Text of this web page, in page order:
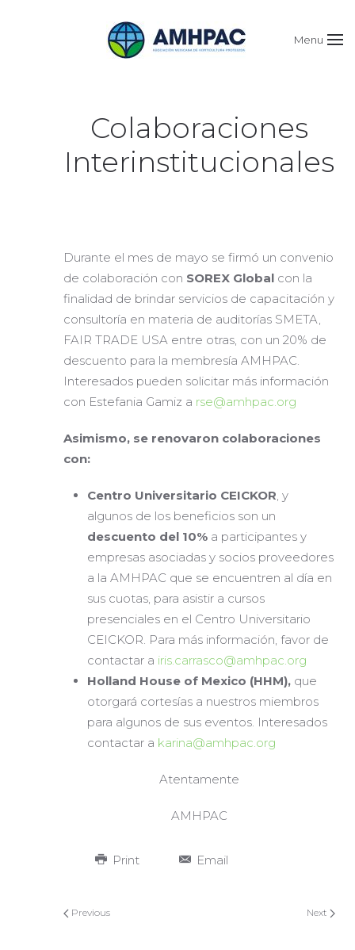
Menu
Colaboraciones
Interinstitucionales
Durante el mes de mayo se firmó un convenio
de colaboración con SOREX Global con la
finalidad de brindar servicios de capacitación y
consultoría en materia de auditorías SMETA,
FAIR TRADE USA entre otras, con un 20% de
descuento para la membresía AMHPAC.
Interesados pueden solicitar más información
con Estefania Gamiz a rse@amhpac.org
Asimismo, se renovaron colaboraciones
con:
Centro Universitario CEICKOR, y
algunos de los beneficios son un
descuento del 10% a participantes y
empresas asociadas y socios proveedores
a la AMHPAC que se encuentren al día en
sus cuotas, para asistir a cursos
presenciales en el Centro Universitario
CEICKOR. Para más información, favor de
contactar a iris.carrasco@amhpac.org
Holland House of Mexico (HHM), que
otorgará cortesías a nuestros miembros
para algunos de sus eventos. Interesados
contactar a karina@amhpac.org
Atentamente
AMHPAC
Print Email
Previous Next